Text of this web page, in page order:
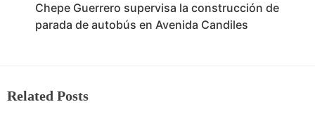
Chepe Guerrero supervisa la construcción de
parada de autobús en Avenida Candiles
Related Posts